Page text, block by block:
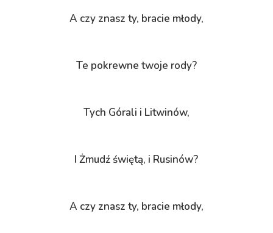
A czy znasz ty, bracie młody,
Te pokrewne twoje rody?
Tych Górali i Litwinów,
I Żmudź świętą, i Rusinów?
A czy znasz ty, bracie młody,